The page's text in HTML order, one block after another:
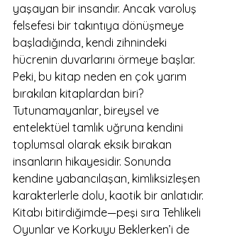
yaşayan bir insandır. Ancak varoluş
felsefesi bir takıntıya dönüşmeye
başladığında, kendi zihnindeki
hücrenin duvarlarını örmeye başlar.
Peki, bu kitap neden en çok yarım
bırakılan kitaplardan biri?
Tutunamayanlar, bireysel ve
entelektüel tamlık uğruna kendini
toplumsal olarak eksik bırakan
insanların hikayesidir. Sonunda
kendine yabancılaşan, kimliksizleşen
karakterlerle dolu, kaotik bir anlatıdır.
Kitabı bitirdiğimde—peşi sıra Tehlikeli
Oyunlar ve Korkuyu Beklerken’i de